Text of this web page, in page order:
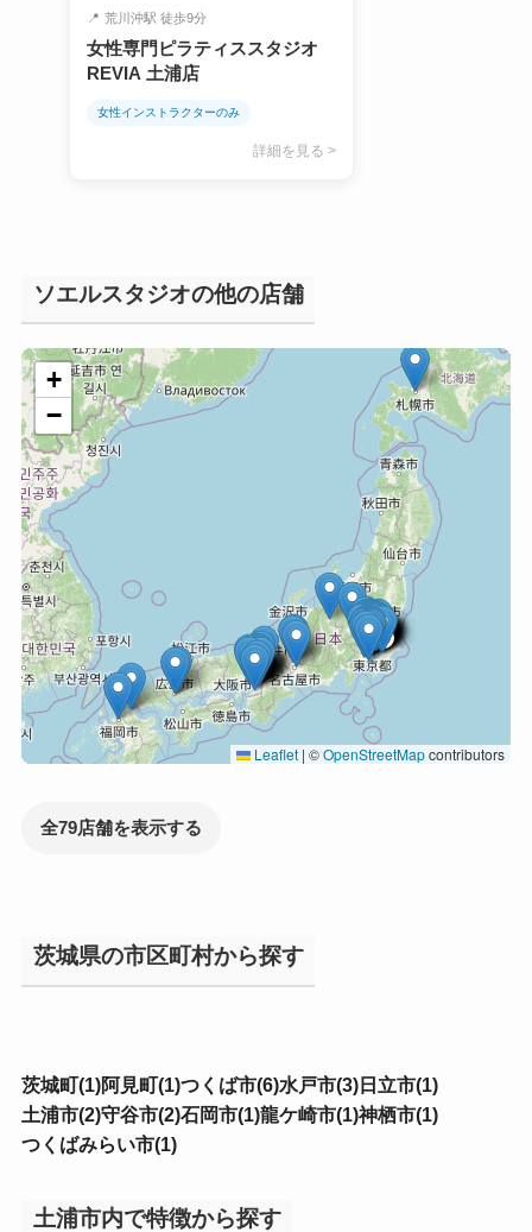
📍 荒川沖駅 徒歩9分
女性専門ピラティススタジオ
REVIA 土浦店
女性インストラクターのみ
詳細を見る >
ソエルスタジオの他の店舗
+
−
Leaflet | ©OpenStreetMapcontributors
全79店舗を表示する
茨城県の市区町村から探す
茨城町(1)阿見町(1)つくば市(6)水戸市(3)日立市(1)
土浦市(2)守谷市(2)石岡市(1)龍ケ崎市(1)神栖市(1)
つくばみらい市(1)
土浦市内で特徴から探す